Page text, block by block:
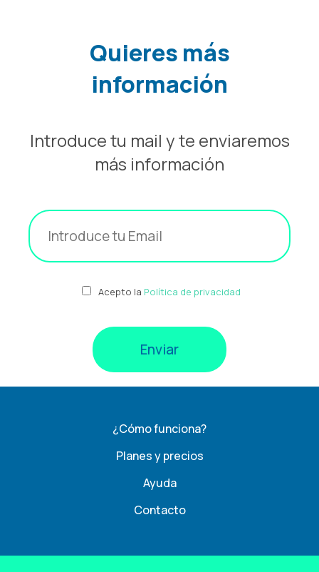
Quieres más
información
Introduce tu mail y te enviaremos
más información
Acepto la Política de privacidad
¿Cómo funciona?
Planes y precios
Ayuda
Contacto